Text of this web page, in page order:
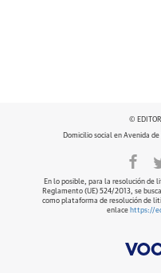
©
Domicilio social en Avenida
En lo posible, para la resolución de
Reglamento (UE) 524/2013, se
como plataforma de resolución de
enlace https://